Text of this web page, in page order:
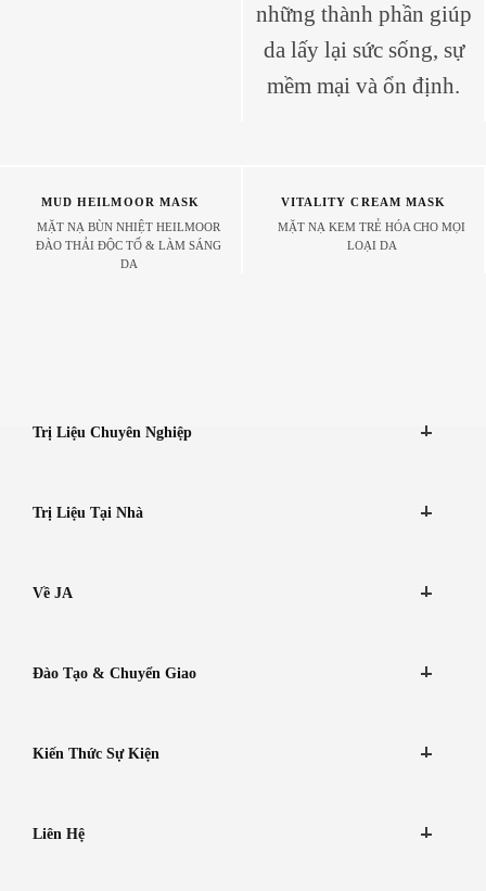
những thành phần giúp
da lấy lại sức sống, sự
mềm mại và ổn định.
MUD HEILMOOR MASK
MẶT NẠ BÙN NHIỆT HEILMOOR
ĐÀO THẢI ĐỘC TỐ & LÀM SÁNG
DA
VITALITY CREAM MASK
MẶT NẠ KEM TRẺ HÓA CHO MỌI
LOẠI DA
Trị Liệu Chuyên Nghiệp
Trị Liệu Tại Nhà
Về JA
Đào Tạo & Chuyển Giao
Kiến Thức Sự Kiện
Liên Hệ